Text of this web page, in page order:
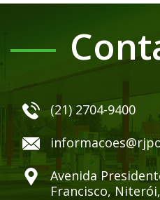
(21) 2704-9400
Avenida
Francisco, Niterói,